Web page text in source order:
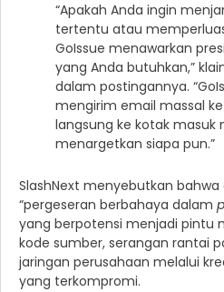
“Apakah Anda ingin
tertentu atau
GoIssue menawarkan
yang Anda butuhkan,”
dalam postingannya.
mengirim email massal
langsung ke kotak masuk
menargetkan siapa pun.”
SlashNext menyebutkan
“pergeseran berbahaya dalam
yang berpotensi menjadi pintu
kode sumber, serangan rantai
jaringan perusahaan melalui
yang terkompromi.